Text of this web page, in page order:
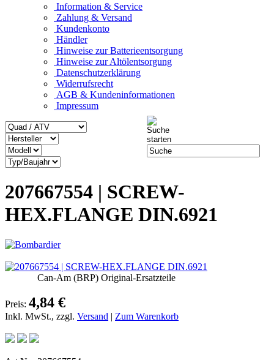
Information & Service
Zahlung & Versand
Kundenkonto
Händler
Hinweise zur Batterieentsorgung
Hinweise zur Altölentsorgung
Datenschutzerklärung
Widerrufsrecht
AGB & Kundeninformationen
Impressum
207667554 | SCREW-
HEX.FLANGE DIN.6921
Can-Am (BRP) Original-Ersatzteile
Preis: 4,84 €
Inkl. MwSt., zzgl. Versand | Zum Warenkorb